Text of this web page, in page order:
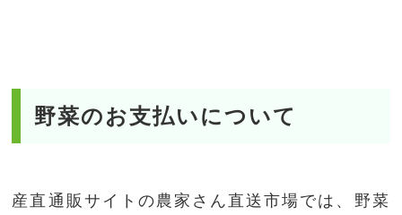
野菜のお支払いについて
産直通販サイトの農家さん直送市場では、野菜